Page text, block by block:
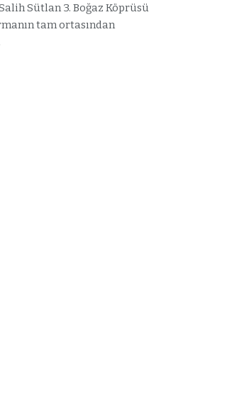
Sütlan 3. Boğaz Köprüsü
tam ortasından